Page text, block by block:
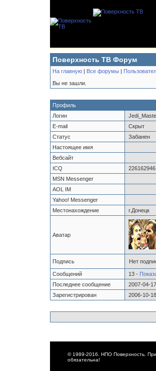
Поверхность ТВ Форум
На главную | Все форумы |
Вы не зашли.
Профиль
Логин
E-mail
Скрыт
Статус
Забанен
Настоящее имя
Вебсайт
ICQ
226162946
MSN Messenger
AOL IM
Yahoo! Messenger
Местонахождение
г.Донецк
Аватар
Подпись Нет
Сообщений 13 -
Последнее сообщение
2007-04-
Зарегистрирован
2006-10-18
© 1989-2016. НПО Поверхность.
обязательна!